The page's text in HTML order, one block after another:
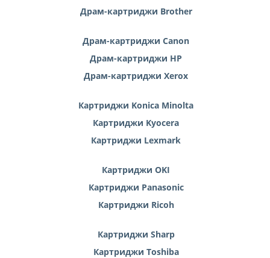
Драм-картриджи Brother
Драм-картриджи Canon
Драм-картриджи HP
Драм-картриджи Xerox
Картриджи Konica Minolta
Картриджи Kyocera
Картриджи Lexmark
Картриджи OKI
Картриджи Panasonic
Картриджи Ricoh
Картриджи Sharp
Картриджи Toshiba